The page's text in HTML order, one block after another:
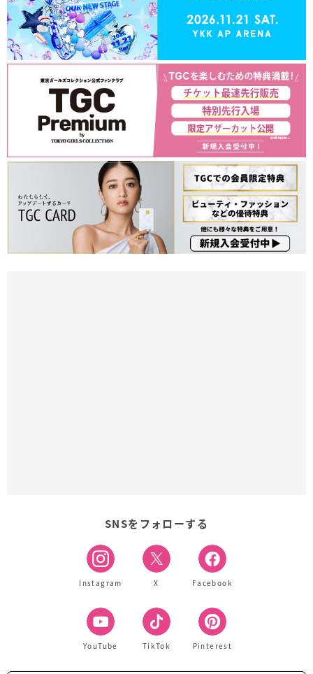
SNSをフォローする
Instagram X Facebook
YouTube TikTok Pinterest